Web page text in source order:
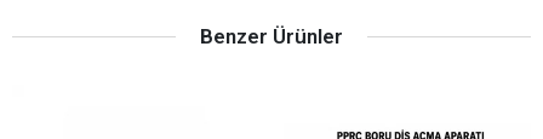
Benzer Ürünler